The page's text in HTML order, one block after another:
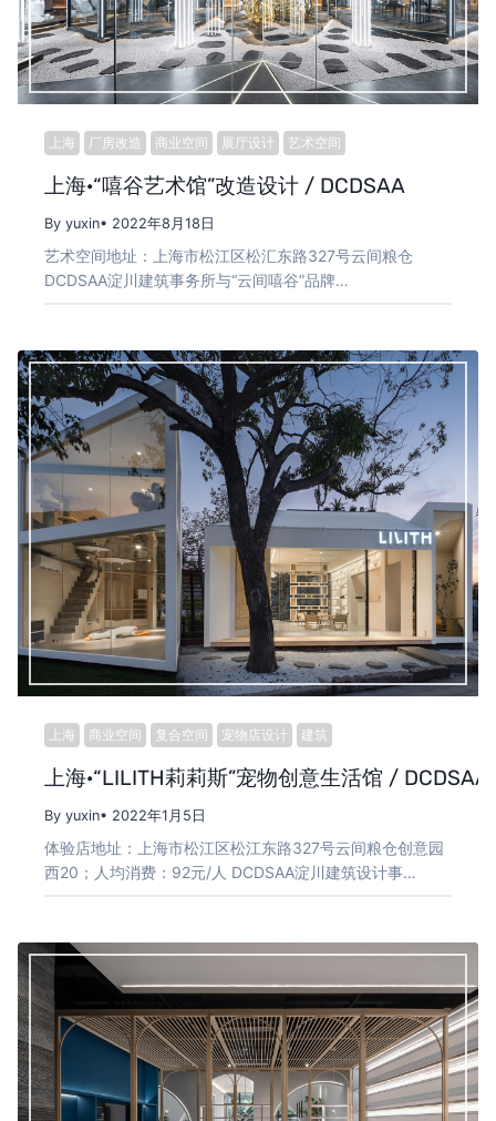
上海 厂房改造 商业空间 展厅设计 艺术空间
上海·“嘻谷艺术馆”改造设计 / DCDSAA
By yuxin• 2022年8月18日
艺术空间地址：上海市松江区松汇东路327号云间粮仓
DCDSAA淀川建筑事务所与“云间嘻谷”品牌…
上海 商业空间 复合空间 宠物店设计 建筑
上海·“LILITH莉莉斯”宠物创意生活馆 / DCDSAA
By yuxin• 2022年1月5日
体验店地址：上海市松江区松江东路327号云间粮仓创意园
西20；人均消费：92元/人 DCDSAA淀川建筑设计事…